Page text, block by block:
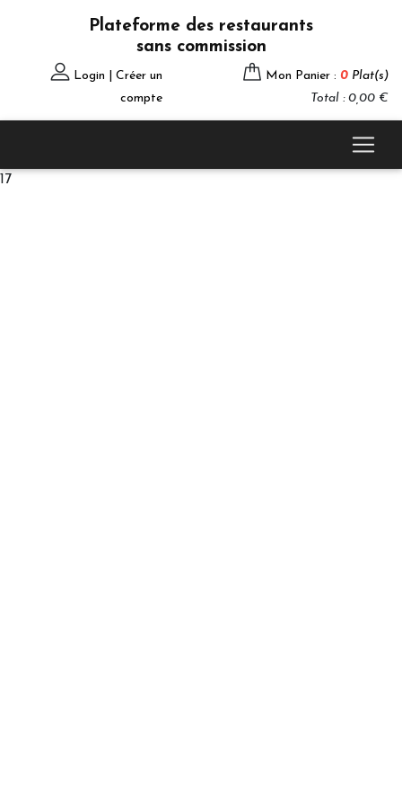
Plateforme des restaurants
sans commission
Login | Créer un
compte
Mon Panier : 0 Plat(s)
Total : 0,00 €
17